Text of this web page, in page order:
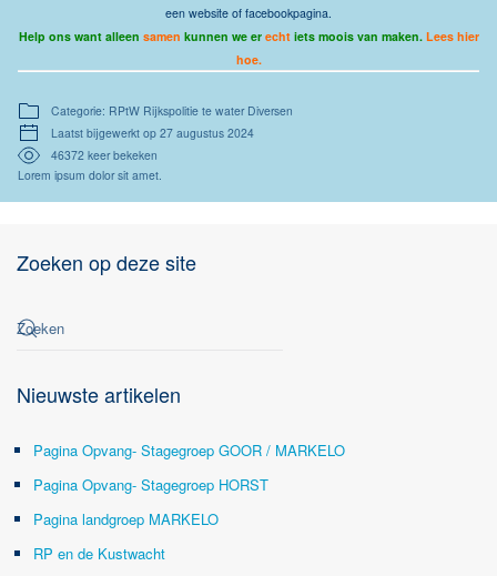
een website of facebookpagina.
Help ons want alleen samen kunnen we er echtiets moois van maken. Lees hier
hoe.
Categorie: RPtW Rijkspolitie te water Diversen
Laatst bijgewerkt op 27 augustus 2024
46372 keer bekeken
Lorem ipsum dolor sit amet.
Zoeken op deze site
Nieuwste artikelen
Pagina Opvang- Stagegroep GOOR / MARKELO
Pagina Opvang- Stagegroep HORST
Pagina landgroep MARKELO
RP en de Kustwacht